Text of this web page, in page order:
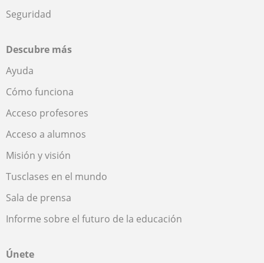
Seguridad
Descubre más
Ayuda
Cómo funciona
Acceso profesores
Acceso a alumnos
Misión y visión
Tusclases en el mundo
Sala de prensa
Informe sobre el futuro de la educación
Únete